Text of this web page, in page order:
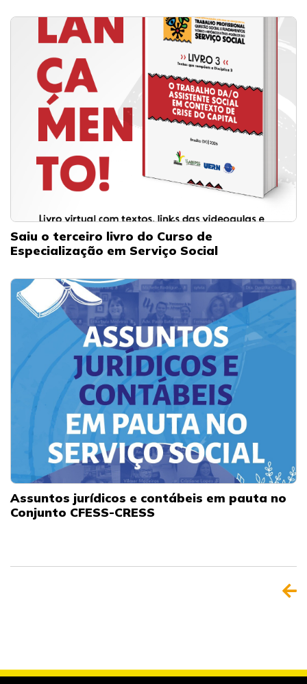
Saiu o terceiro livro do Curso de
Especialização em Serviço Social
Assuntos jurídicos e contábeis em pauta no
Conjunto CFESS-CRESS